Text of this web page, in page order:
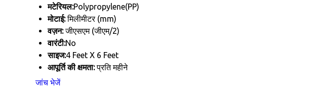
मटेरियल:Polypropylene(PP)
मोटाई:मिलीमीटर (mm)
वज़न:जीएसएम (जीएम/2)
वारंटी:No
साइज:4 Feet X 6 Feet
आपूर्ति की क्षमता:प्रति महीने
जांच भेजें